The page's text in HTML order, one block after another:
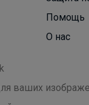
Помощь
О нас
ваших